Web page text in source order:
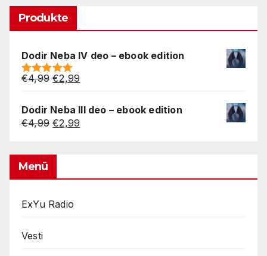
Produkte
Dodir Neba IV deo – ebook edition
Rated5.00
€4,99 Original
was:
€4,99.
€2,99
is:
€2,99.
Dodir Neba III deo – ebook edition
€4,99 Original
€2,99
Menü
ExYu Radio
Vesti